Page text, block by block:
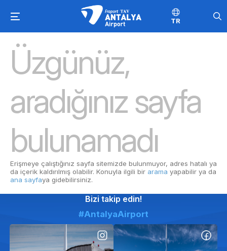
TR
Üzgünüz,
aradığınız sayfa
bulunamadı
Erişmeye çalıştığınız sayfa sitemizde bulunmuyor, adres hatalı ya
da içerik kaldırılmış olabilir. Konuyla ilgili bir arama yapabilir ya da
ana sayfaya gidebilirsiniz.
Bizi takip edin!
#AntalyaAirport